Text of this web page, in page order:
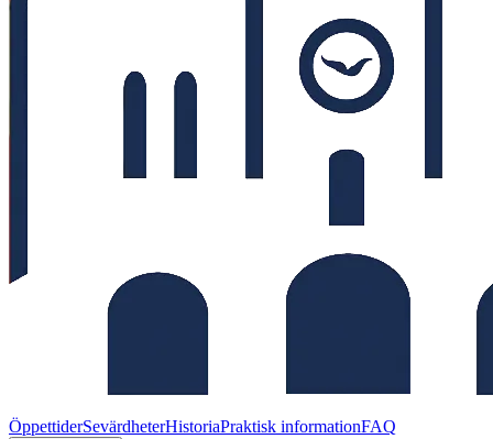
ÖppettiderSevärdheterHistoriaPraktisk informationFAQ